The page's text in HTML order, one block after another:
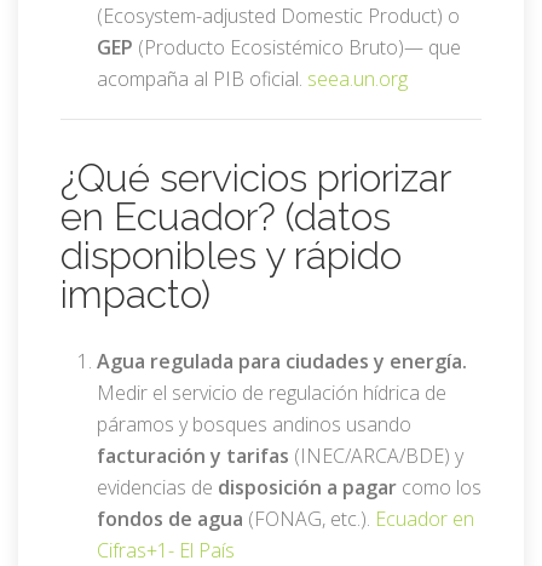
(Ecosystem-adjusted Domestic Product) o
GEP (Producto Ecosistémico Bruto)— que
acompaña al PIB oficial. seea.un.org
¿Qué servicios priorizar
en Ecuador? (datos
disponibles y rápido
impacto)
Agua regulada para ciudades y energía.
Medir el servicio de regulación hídrica de
páramos y bosques andinos usando
facturación y tarifas (INEC/ARCA/BDE) y
evidencias de disposición a pagar como los
fondos de agua (FONAG, etc.). Ecuador en
Cifras+1- El País